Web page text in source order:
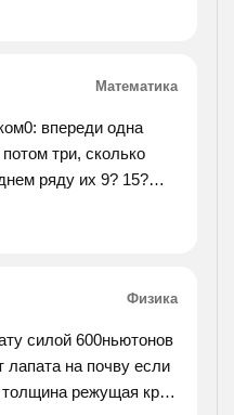
Математика
впереди одна
три, сколько
ряду их 9? 15?
Физика
силой 600ньютонов
лапата на почву если
режущая края